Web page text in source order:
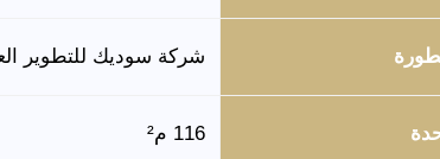
شركة سوديك للتطوير
116 م²